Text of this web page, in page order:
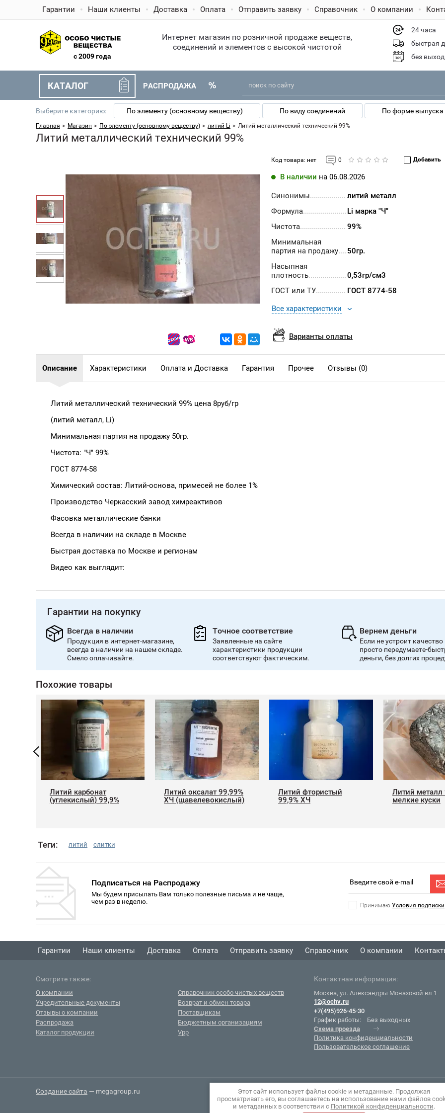
Гарантии Наши клиенты Доставка Оплата Отправить заявку Справочник О компании
c 2009 года
Интернет магазин по розничной продаже веществ,
соединений и элементов с высокой чистотой
24 часа
быстрая
без
КАТАЛОГ РАСПРОДАЖА
Выберите категорию: По элементу (основному веществу) По виду соединений По форме выпуска
Главная > Магазин > По элементу (основному веществу) > литий Li > Литий металлический технический 99%
Литий металлический технический 99%
Код товара: нет 0
В наличии на 06.08.2026
Добавить
Синонимы
литий металл
Формула
Li марка "Ч"
Чистота
99%
Минимальная
партия на продажу
50гр.
Насыпная
плотность
0,53гр/см3
ГОСТ или ТУ
ГОСТ 8774-58
Все характеристики
Варианты оплаты
Описание Характеристики Оплата и Доставка Гарантия Прочее Отзывы (0)
Литий металлический технический 99% цена 8руб/гр
(литий металл, Li)
Минимальная партия на продажу 50гр.
Чистота: "Ч" 99%
ГОСТ 8774-58
Химический состав: Литий-основа, примесей не более 1%
Производство Черкасский завод химреактивов
Фасовка металлические банки
Всегда в наличии на складе в Москве
Быстрая доставка по Москве и регионам
Видео как выглядит:
Гарантии на покупку
Всегда в наличии
Продукция в интернет-магазине,
всегда в наличии на нашем складе.
Смело оплачивайте.
Точное соответствие
Заявленные на сайте
характеристики продукции
соответствуют фактическим.
Вернем деньги
Если не устроит качество
просто передумаете-
деньги, без долгих
Похожие товары
Литий карбонат
(углекислый) 99,9%
Литий оксалат 99,99%
ХЧ (щавелевокислый)
Литий фтористый
99,9% ХЧ
Литий металл
мелкие куски
Теги: литий слитки
Подписаться на Распродажу
Мы будем присылать Вам только полезные письма и не чаще,
чем раз в неделю.
Принимаю Условия подписки
Гарантии Наши клиенты Доставка Оплата Отправить заявку Справочник О компании
Смотрите также:
О компании
Учредительные документы
Отзывы о компании
Распродажа
Каталог продукции
Справочник особо чистых веществ
Возврат и обмен товара
Поставщикам
Бюджетным организациям
Vpp
Контактная информация:
Москва, ул. Александры Монаховой вл 1
12@ochv.ru
+7(495)926-45-30
График работы:
Без выходных
Схема проезда
Политика конфиденциальности
Пользовательское соглашение
Создание сайта — megagroup.ru
Этот сайт использует файлы cookie и метаданные. Продолжая
просматривать его, вы соглашаетесь на использование нами файлов
и метаданных в соответствии с Политикой конфиденциальности.